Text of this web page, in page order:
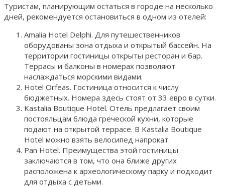
Туристам, планирующим остаться в городе на несколько
дней, рекомендуется остановиться в одном из отелей:
Amalia Hotel Delphi. Для путешественников
оборудованы зона отдыха и открытый бассейн. На
территории гостиницы открыты ресторан и бар.
Террасы и балконы в номерах позволяют
наслаждаться морскими видами.
Hotel Orfeas. Гостиница относится к числу
бюджетных. Номера здесь стоят от 33 евро в сутки.
Kastalia Boutique Hotel. Отель предлагает своим
постояльцам блюда греческой кухни, которые
подают на открытой террасе. В Kastalia Boutique
Hotel можно взять велосипед напрокат.
Pan Hotel. Преимущества этой гостиницы
заключаются в том, что она ближе других
расположена к археологическому парку и подходит
для отдыха с детьми.